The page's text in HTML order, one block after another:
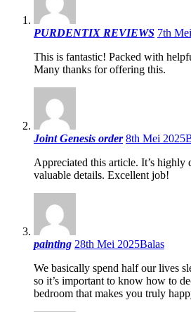
PURDENTIX REVIEWS 7th
This is fantastic! Packed with
Many thanks for offering this.
Joint Genesis order 8th Mei 2025
Appreciated this article. It’s highly
valuable details. Excellent job!
painting 28th Mei 2025Balas
We basically spend half our lives
so it’s important to know how to
bedroom that makes you truly